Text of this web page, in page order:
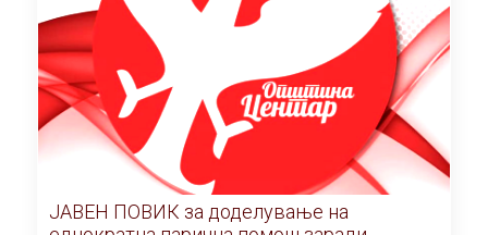
ЈАВЕН ПОВИК за доделување на